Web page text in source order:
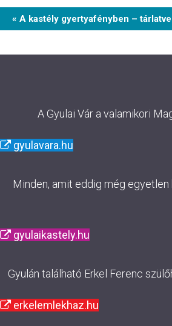
Event
« A kastély gyertyafényben –
A Gyulai Vár a valamikori
gyulavara.hu
Minden, amit eddig még
gyulaikastely.hu
Gyulán található Erkel Ferenc
erkelemlekhaz.hu